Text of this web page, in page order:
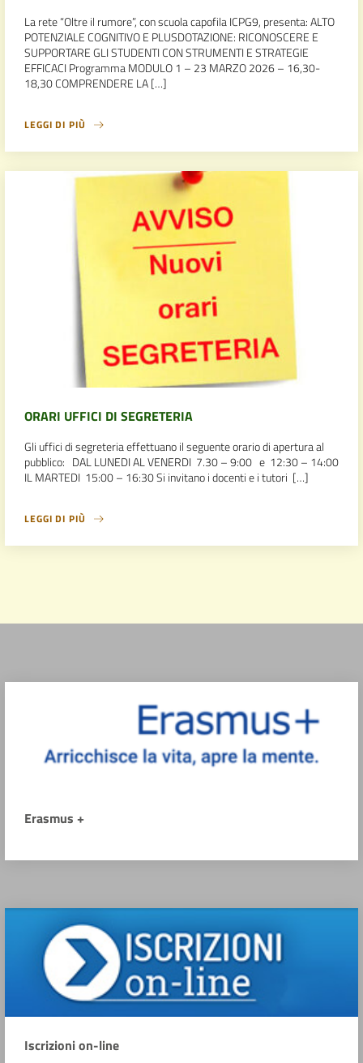
La rete “Oltre il rumore”, con scuola capofila ICPG9, presenta: ALTO
POTENZIALE COGNITIVO E PLUSDOTAZIONE: RICONOSCERE E
SUPPORTARE GLI STUDENTI CON STRUMENTI E STRATEGIE
EFFICACI Programma MODULO 1 – 23 MARZO 2026 – 16,30-
18,30 COMPRENDERE LA […]
LEGGI DI PIÙ
ORARI UFFICI DI SEGRETERIA
Gli uffici di segreteria effettuano il seguente orario di apertura al
pubblico: DAL LUNEDI AL VENERDI 7.30 – 9:00 e 12:30 – 14:00
IL MARTEDI 15:00 – 16:30 Si invitano i docenti e i tutori […]
LEGGI DI PIÙ
Erasmus +
Iscrizioni on-line